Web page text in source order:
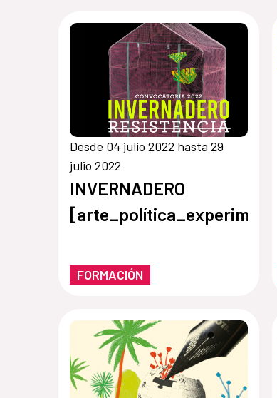
Desde 04 julio 2022 hasta 29
julio 2022
INVERNADERO
FORMACIÓN